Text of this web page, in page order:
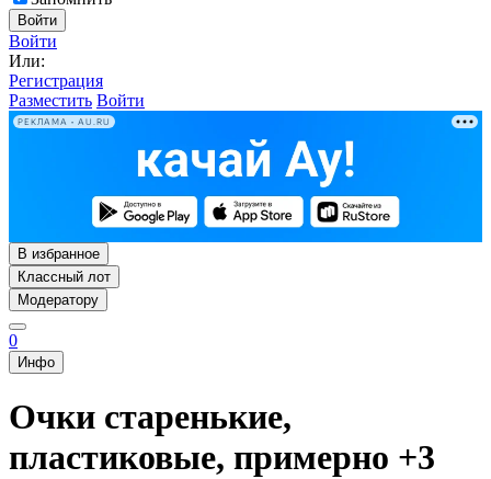
Войти
Войти
Или:
Регистрация
Разместить Войти
РЕКЛАМА • AU.RU
В избранное
Классный лот
Модератору
0
Инфо
Очки старенькие,
пластиковые, примерно +3